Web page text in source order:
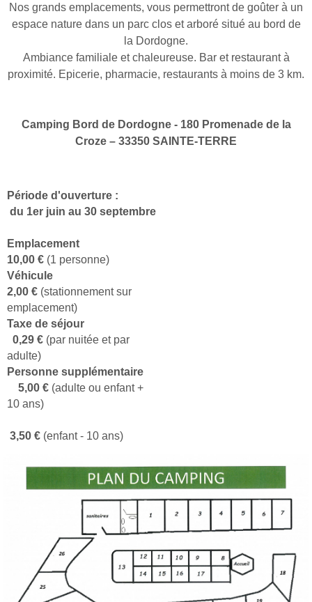
Nos grands emplacements, vous permettront de goûter à un
espace nature dans un parc clos et arboré situé au bord de
la Dordogne.
Ambiance familiale et chaleureuse. Bar et restaurant à
proximité. Epicerie, pharmacie, restaurants à moins de 3 km.
Camping Bord de Dordogne - 180 Promenade de la
Croze – 33350 SAINTE-TERRE
Période d'ouverture :
du 1er juin au 30 septembre
Emplacement
10,00 € (1 personne)
Véhicule
2,00 € (stationnement sur
emplacement)
Taxe de séjour
0,29 € (par nuitée et par
adulte)
Personne supplémentaire
5,00 € (adulte ou enfant +
10 ans)
3,50 € (enfant - 10 ans)